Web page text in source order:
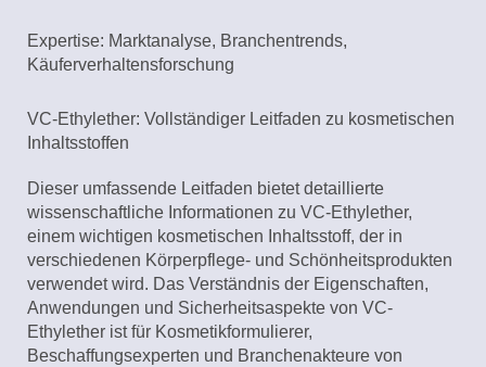
Expertise: Marktanalyse, Branchentrends,
Käuferverhaltensforschung
VC-Ethylether: Vollständiger Leitfaden zu kosmetischen
Inhaltsstoffen
Dieser umfassende Leitfaden bietet detaillierte
wissenschaftliche Informationen zu VC-Ethylether,
einem wichtigen kosmetischen Inhaltsstoff, der in
verschiedenen Körperpflege- und Schönheitsprodukten
verwendet wird. Das Verständnis der Eigenschaften,
Anwendungen und Sicherheitsaspekte von VC-
Ethylether ist für Kosmetikformulierer,
Beschaffungsexperten und Branchenakteure von